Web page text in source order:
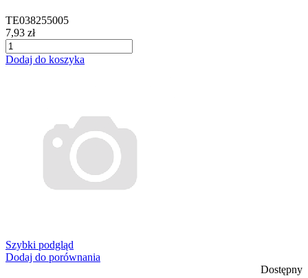
TE038255005
7,93 zł
Dodaj do koszyka
Szybki podgląd
Dodaj do porównania
Dostępny